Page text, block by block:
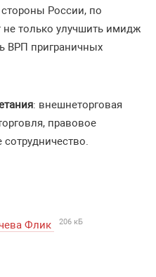
России, по
только улучшить имидж
ВРП приграничных
: внешнеторговая
правовое
сотрудничество.
Флик 206 кБ